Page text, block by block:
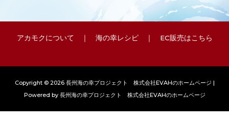
m
アカモクについて ｜ 海の幸レシピ｜ EC販売はこちら
Copyright © 2026 長州海の幸プロジェクト 株式会社EVAHのホームページ |
Powered by 長州海の幸プロジェクト 株式会社EVAHのホームページ